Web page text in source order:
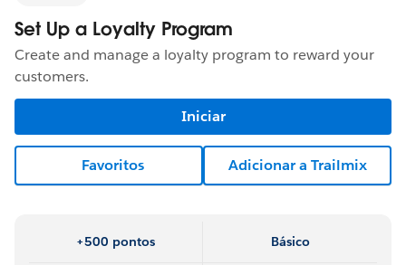
Set Up a Loyalty Program
Create and manage a loyalty program to reward your
customers.
Iniciar
Favoritos Adicionar a Trailmix
+500 pontos Básico